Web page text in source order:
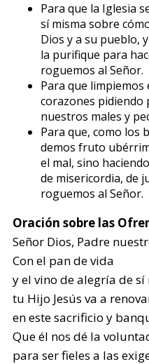
Para que la Iglesia
sí misma sobre
Dios y a su pueblo,
la purifique para
roguemos al Señor.
Para que
corazones pidiendo
nuestros males y
Para que, como los
demos fruto
el mal, sino
de misericordia, de
roguemos al Señor.
Oración sobre las
Señor Dios, Padre
Con el pan de vida
y el vino de alegría de
tu Hijo Jesús va a
en este sacrificio y
Que él nos dé la
para ser fieles a las